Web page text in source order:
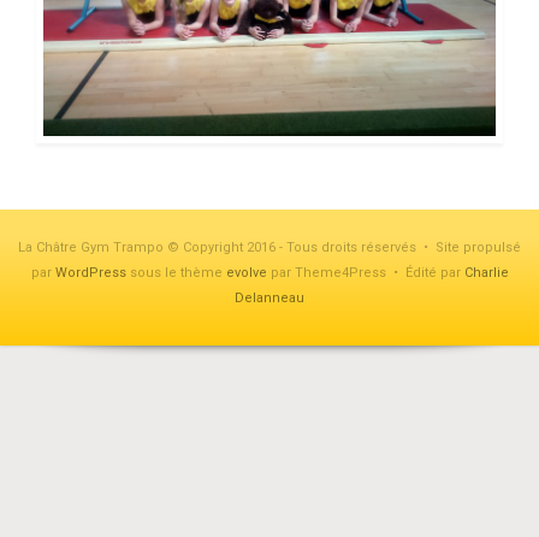
La Châtre Gym Trampo © Copyright 2016 - Tous droits réservés • Site propulsé
par WordPresssous le thème evolve par Theme4Press • Édité par Charlie
Delanneau